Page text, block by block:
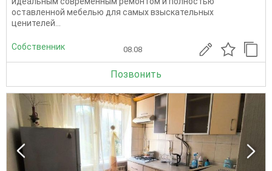
оставленной мебелью для самых взыскательных
ценителей...
Собственник 08.08
Позвонить